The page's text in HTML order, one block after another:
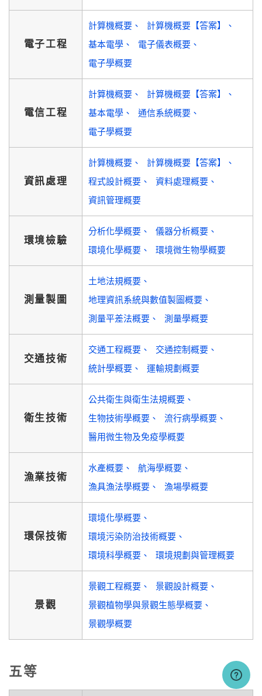
電子工程
計算機概要
計算機概要【答案】
基本電學
電子儀表概要
電子學概要
電信工程
計算機概要
計算機概要【答案】
基本電學
通信系統概要
電子學概要
資訊處理
計算機概要
計算機概要【答案】
程式設計概要
資料處理概要
資訊管理概要
環境檢驗
分析化學概要
儀器分析概要
環境化學概要
環境微生物學概要
測量製圖
土地法規概要
地理資訊系統與數值製圖概要
測量平差法概要
測量學概要
交通技術
交通工程概要
交通控制概要
統計學概要
運輸規劃概要
衛生技術
公共衛生與衛生法規概要
生物技術學概要
流行病學概要
醫用微生物及免疫學概要
漁業技術
水產概要
航海學概要
漁具漁法學概要
漁場學概要
環保技術
環境化學概要
環境污染防治技術概要
環境科學概要
環境規劃與管理概要
景觀
景觀工程概要
景觀設計概要
景觀植物學與景觀生態學概要
景觀學概要
五等